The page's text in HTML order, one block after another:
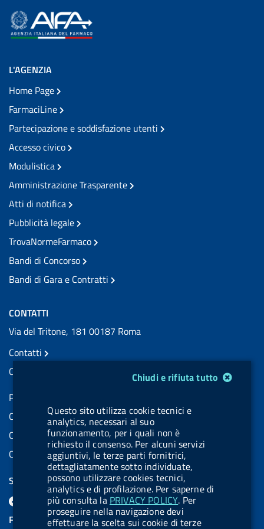
Chiudi e rifiuta tutto
Questo sito utilizza cookie tecnici e
analytics, necessari al suo
funzionamento, per i quali non è
richiesto il consenso. Per alcuni servizi
aggiuntivi, le terze parti fornitrici,
dettagliatamente sotto individuate,
possono utilizzare cookies tecnici,
analytics e di profilazione. Per saperne di
più consulta la PRIVACY POLICY. Per
proseguire nella navigazione devi
effettuare la scelta sui cookie di terze
L'AGENZIA
Home Page
FarmaciLine
Partecipazione e soddisfazione utenti
Accesso civico
Modulistica
Amministrazione Trasparente
Atti di notifica
Pubblicità legale
TrovaNormeFarmaco
Bandi di Concorso
Bandi di Gara e Contratti
CONTATTI
Via del Tritone, 181 00187 Roma
Contatti
Contatti PEC
Partita IVA: 08703841000
Codice Fiscale: 97345810580
Codice IPA AIFA: aifa_rm
Codice IPA UCB: UFE1TR
SEGUICI SU
l
a
X
B
l
Y
o
l
a
FEED RSS